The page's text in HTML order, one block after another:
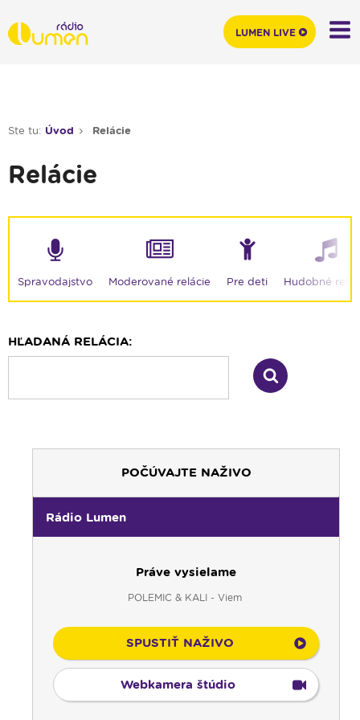
Ste tu: Úvod Relácie
Relácie
Spravodajstvo Moderované relácie Pre deti Hudobné
HĽADANÁ RELÁCIA:
POČÚVAJTE NAŽIVO
Rádio Lumen
Práve vysielame
POLEMIC & KALI - Viem
SPUSTIŤ NAŽIVO
Webkamera štúdio
AI, tešíma! - repríza
Večera u Slováka - repríza
02:00
História a my - repríza
03:00 Pod vankúš
04:00
Slávnostný ruženec
04:25
Čítanie zo Starého Zákona - repríza
LUMEN LIVE